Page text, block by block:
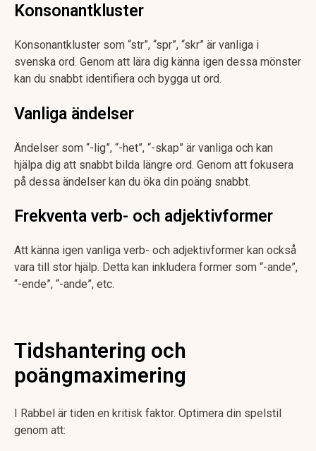
Konsonantkluster
Konsonantkluster som “str”, “spr”, “skr” är vanliga i
svenska ord. Genom att lära dig känna igen dessa mönster
kan du snabbt identifiera och bygga ut ord.
Vanliga ändelser
Ändelser som “-lig”, “-het”, “-skap” är vanliga och kan
hjälpa dig att snabbt bilda längre ord. Genom att fokusera
på dessa ändelser kan du öka din poäng snabbt.
Frekventa verb- och adjektivformer
Att känna igen vanliga verb- och adjektivformer kan också
vara till stor hjälp. Detta kan inkludera former som “-ande”,
“-ende”, “-ande”, etc.
Tidshantering och
poängmaximering
I Rabbel är tiden en kritisk faktor. Optimera din spelstil
genom att: